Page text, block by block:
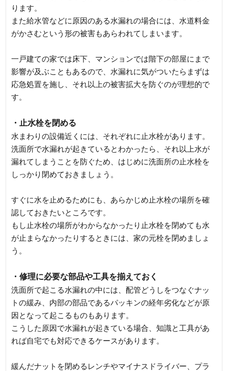
ります。
また給水管などに原因のある水漏れの場合には、水道料金
がかさむという形の被害もあらわれてしまいます。
一戸建ての家では床下、マンションでは階下の部屋にまで
影響が及ぶこともあるので、水漏れに気がついたらまずは
応急処置を施し、それ以上の被害拡大を防ぐのが理想的で
す。
・止水栓を閉める
水まわりの設備近くには、それぞれに止水栓があります。
洗面所で水漏れが起きているとわかったら、それ以上水が
漏れてしまうことを防ぐため、はじめに洗面所の止水栓を
しっかり閉めておきましょう。
すぐに水を止めるためにも、あらかじめ止水栓の場所を確
認しておきたいところです。
もし止水栓の場所がわからなかったり止水栓を閉めても水
が止まらなかったりするときには、家の元栓を閉めましょ
う。
・修理に必要な部品や工具を揃えておく
洗面所で起こる水漏れの中には、配管どうしをつなぐナッ
トの緩み、内部の部品であるパッキンの経年劣化などが原
因となって起こるものもあります。
こうした原因で水漏れが起きている場合、知識と工具があ
れば自宅でも対応できるケースがあります。
緩んだナットを閉めるレンチやマイナスドライバー、プラ